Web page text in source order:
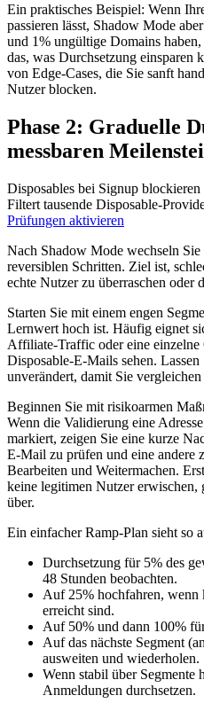
Ein praktisches Beispiel: Wenn
passieren lässt, Shadow Mode
und 1% ungültige Domains
das, was Durchsetzung einsparen
von Edge‑Cases, die Sie sanft
Nutzer blocken.
Phase 2: Graduelle
messbaren
Disposables bei Signup blockieren
Filtert tausende Disposable-
Prüfungen aktivieren
Nach Shadow Mode wechseln
reversiblen Schritten. Ziel ist,
echte Nutzer zu überraschen oder
Starten Sie mit einem engen
Lernwert hoch ist. Häufig eignet
Affiliate‑Traffic oder eine
Disposable‑E-Mails sehen.
unverändert, damit Sie
Beginnen Sie mit risikoarmen
Wenn die Validierung eine
markiert, zeigen Sie eine kurze
E‑Mail zu prüfen und eine andere
Bearbeiten und Weitermachen.
keine legitimen Nutzer erwischen,
über.
Ein einfacher Ramp‑Plan sieht so
Durchsetzung für 5% des
48 Stunden beobachten.
Auf 25% hochfahren, wenn
erreicht sind.
Auf 50% und dann 100%
Auf das nächste Segment
ausweiten und wiederholen.
Wenn stabil über Segmente
Anmeldungen durchsetzen.